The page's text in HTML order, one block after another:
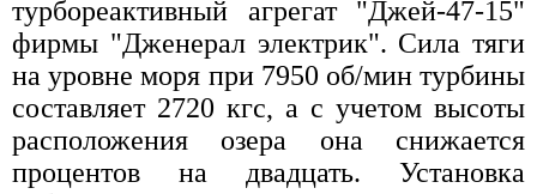
турбореактивный агрегат "Джей-47-15"
фирмы "Дженерал электрик". Сила тяги
на уровне моря при 7950 об/мин турбины
составляет 2720 кгс, а с учетом высоты
расположения озера она снижается
процентов на двадцать. Установка